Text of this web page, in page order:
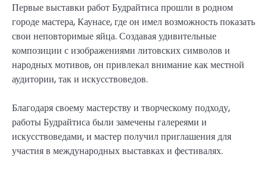
Первые выставки работ Будрайтиса прошли в родном
городе мастера, Каунасе, где он имел возможность показать
свои неповторимые яйца. Создавая удивительные
композиции с изображениями литовских символов и
народных мотивов, он привлекал внимание как местной
аудитории, так и искусствоведов.
Благодаря своему мастерству и творческому подходу,
работы Будрайтиса были замечены галереями и
искусствоведами, и мастер получил приглашения для
участия в международных выставках и фестивалях.